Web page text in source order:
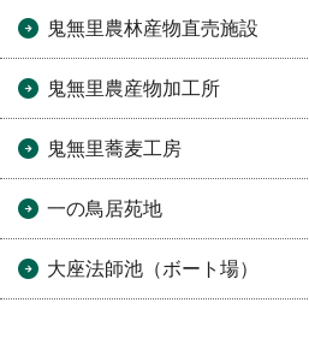
鬼無里農林産物直売施設
鬼無里農産物加工所
鬼無里蕎麦工房
一の鳥居苑地
大座法師池（ボート場）